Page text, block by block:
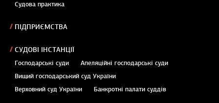
Судова практика
ПІДПРИЄМСТВА
СУДОВІ ІНСТАНЦІЇ
Господарські суди
Апеляційні господарські суди
Вищий господарський суд України
Верховний суд України
Банкротні палати суддів